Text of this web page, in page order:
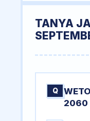
TANYA
Q
2060